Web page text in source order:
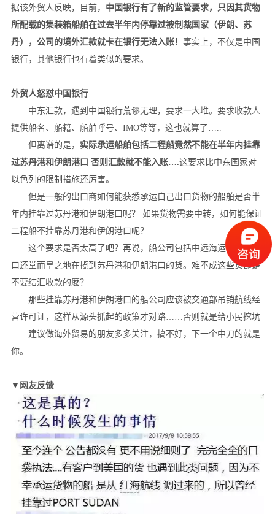
据该外贸人反映，目前， 中国银行有了新的监管要求，只因其货物
所配载的集装箱船舶在过去半年内停靠过被制裁国家（伊朗、苏
丹），公司的境外汇款就卡在银行无法入账！ 事实上，不仅是中国
银行，其他银行也有着类似的要求。
外贸人怒怼中国银行
中东汇款，遇到中国银行荒谬无理，要求一大堆。要求收款人
提供船名、船籍、船舶呼号、IMO等等，这也就算了…..
但离谱的是， 实际承运船舶包括二程船竟然不能在半年内挂靠
过苏丹港和伊朗港口 否则汇款就不能入账….这要求比中东国家对
以色列的限制措施还厉害。
但是一般的出口商如何能获悉承运自己出口货物的船舶是否半
年内挂靠过苏丹港和伊朗港口呢？ 如果货物需要中转，如何能保证
二程船不挂靠苏丹港和伊朗港口呢？
这个要求是否太高了吧？再说，船公司包括中远海运在中国港
口还堂而皇之地在揽到苏丹港和伊朗港口的货。难不成这些货都是
不要结汇收款的麽？
那些挂靠苏丹港和伊朗港口的船公司应该被交通部吊销航线经
营许可证，这样从源头抓起的政策才对路……否则就是给小民挖坑
建议做海外贸易的朋友多多关注，搞不好，下一个中刀的就是
你。
▼网友反馈